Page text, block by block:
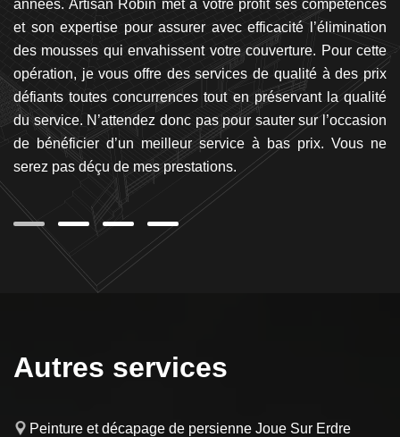
années. Artisan Robin met à votre profit ses compétences
et son expertise pour assurer avec efficacité l’élimination
des mousses qui envahissent votre couverture. Pour cette
opération, je vous offre des services de qualité à des prix
défiants toutes concurrences tout en préservant la qualité
du service. N’attendez donc pas pour sauter sur l’occasion
de bénéficier d’un meilleur service à bas prix. Vous ne
serez pas déçu de mes prestations.
Autres services
Peinture et décapage de persienne Joue Sur Erdre